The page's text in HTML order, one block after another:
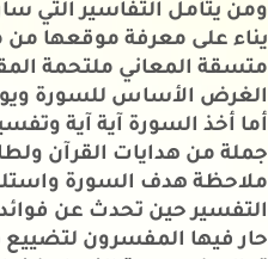
ومن يتأمل التفاسير التي
يناء على معرفة موقعها من
متسقة المعاني ملتحمة
الغرض الأساس للسورة
أما أخذ السورة آية آية
جملة من هدايات القرآن
ملاحظة هدف السورة
التفسير حين تحدث عن
حار فيها المفسرون لتضييع